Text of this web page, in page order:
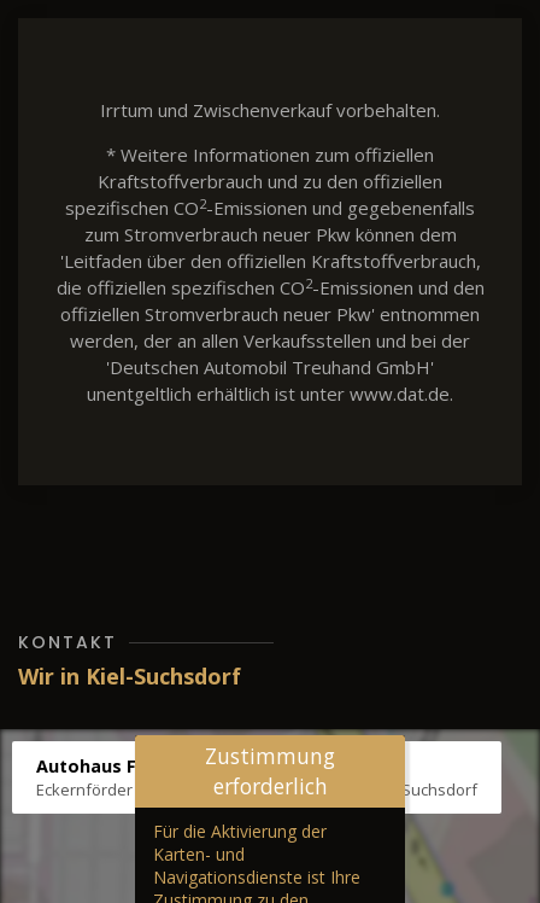
Irrtum und Zwischenverkauf vorbehalten.
* Weitere Informationen zum offiziellen
Kraftstoffverbrauch und zu den offiziellen
spezifischen CO2-Emissionen und gegebenenfalls
zum Stromverbrauch neuer Pkw können dem
'Leitfaden über den offiziellen Kraftstoffverbrauch,
die offiziellen spezifischen CO2-Emissionen und den
offiziellen Stromverbrauch neuer Pkw' entnommen
werden, der an allen Verkaufsstellen und bei der
'Deutschen Automobil Treuhand GmbH'
unentgeltlich erhältlich ist unter www.dat.de.
KONTAKT
Wir in Kiel-Suchsdorf
Autohaus Fräter
Eckernförder Str. /Klausbrooker Weg 1, 24107 Kiel-Suchsdorf
Zustimmung
erforderlich
Für die Aktivierung der
Karten- und
Navigationsdienste ist Ihre